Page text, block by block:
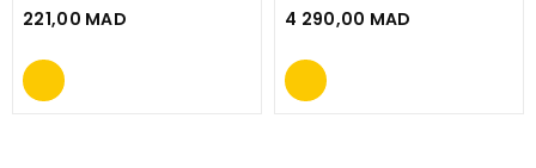
221,00 MAD
Prix
4 290,00 MAD
Prix